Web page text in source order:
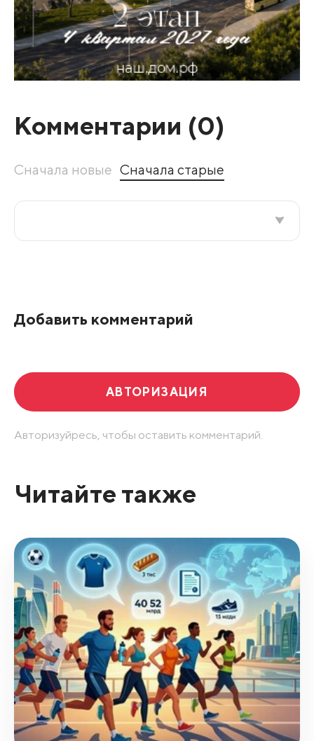
Комментарии (0)
Сначала новые Сначала старые
Добавить комментарий
АВТОРИЗАЦИЯ
Авторизуйресь, чтобы оставить комментарий.
Читайте также